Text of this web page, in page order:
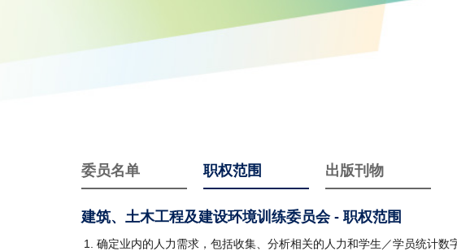
委员名单 职权范围 出版刊物
建筑、土木工程及建设环境训练委员会 - 职权范围
确定业内的人力需求，包括收集、分析相关的人力和学生／学员统计数